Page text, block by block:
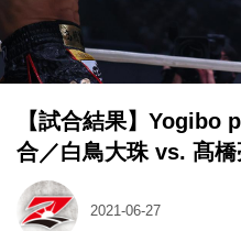
【試合結果】Yogibo
合／白鳥大珠 vs. 髙橋
2021-06-27